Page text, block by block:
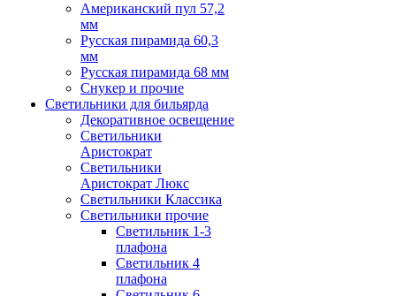
Американский пул 57,2
мм
Русская пирамида 60,3
мм
Русская пирамида 68 мм
Снукер и прочие
Светильники для бильярда
Декоративное освещение
Светильники
Аристократ
Светильники
Аристократ Люкс
Светильники Классика
Светильники прочие
Светильник 1-3
плафона
Светильник 4
плафона